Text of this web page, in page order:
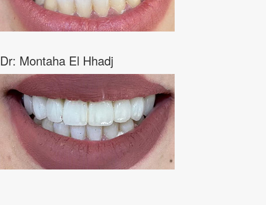
Dr: Montaha El Hhadj